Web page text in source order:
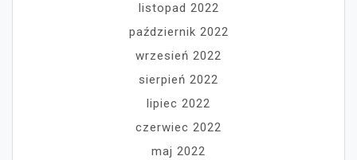
listopad 2022
październik 2022
wrzesień 2022
sierpień 2022
lipiec 2022
czerwiec 2022
maj 2022